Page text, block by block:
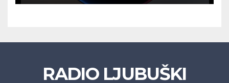
RADIO LJUBUŠKI